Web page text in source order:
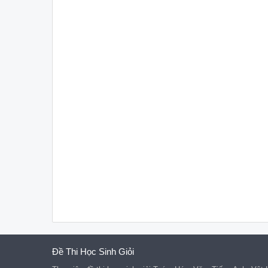
Đề Thi Học Sinh Giỏi